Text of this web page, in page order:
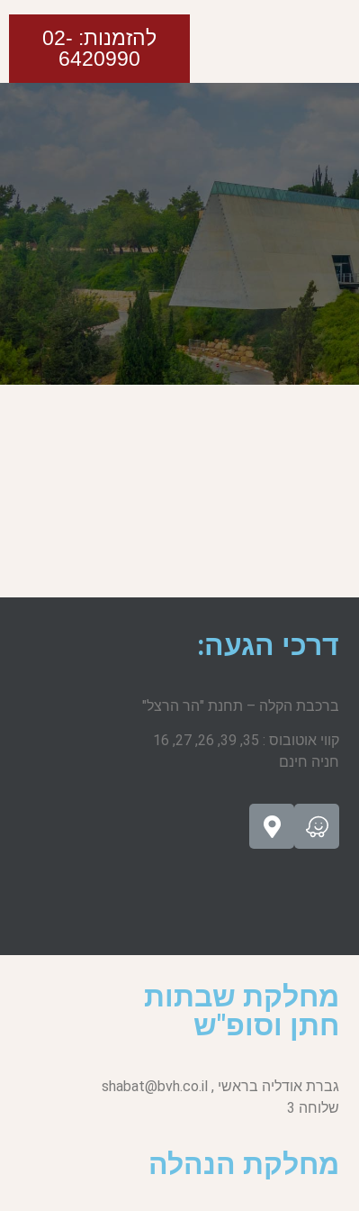
להזמנות: 02-
6420990
דרכי הגעה:
ברכבת הקלה – תחנת "הר הרצל"
קווי אוטובוס : 35, 39, 26, 27, 16
חניה חינם
מחלקת שבתות
חתן וסופ"ש
גברת אודליה בראשי , shabat@bvh.co.il
שלוחה 3
מחלקת הנהלה